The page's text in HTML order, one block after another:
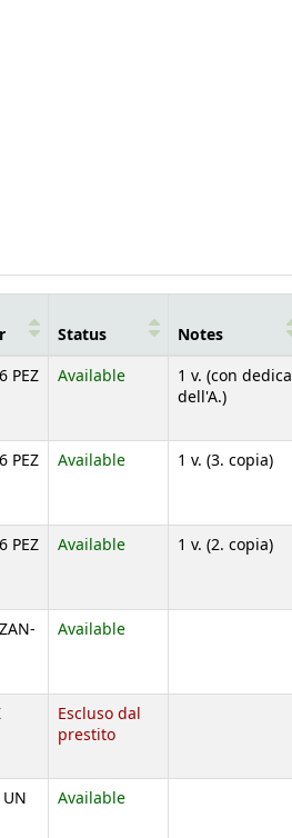
Status Notes
PEZ Available
1 v. (con dedica
dell'A.)
PEZ Available 1 v. (3. copia)
PEZ Available 1 v. (2. copia)
Available
Escluso dal
prestito
Available